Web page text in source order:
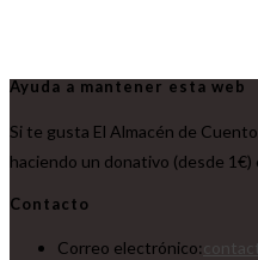
Ayuda a mantener esta web
Si te gusta El Almacén de
haciendo un donativo (desde 1€)
Contacto
Correo electrónico: